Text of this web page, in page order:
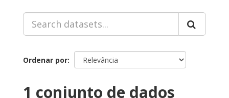
Ordenar por
1 conjunto de dados